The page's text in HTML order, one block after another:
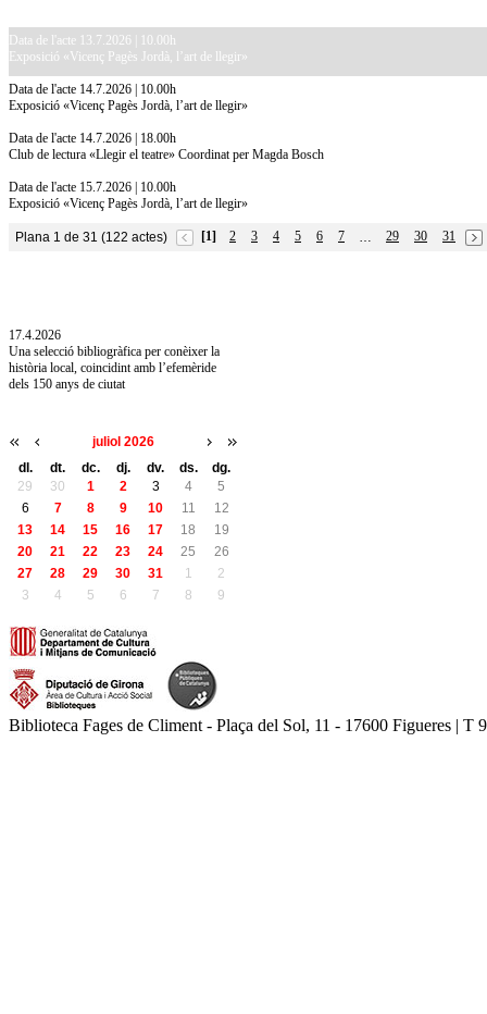
Data de l'acte 13.7.2026 | 10.00h
Exposició «Vicenç Pagès Jordà, l’art de llegir»
Data de l'acte 14.7.2026 | 10.00h
Exposició «Vicenç Pagès Jordà, l’art de llegir»
Data de l'acte 14.7.2026 | 18.00h
Club de lectura «Llegir el teatre» Coordinat per Magda Bosch
Data de l'acte 15.7.2026 | 10.00h
Exposició «Vicenç Pagès Jordà, l’art de llegir»
Plana 1 de 31 (122 actes) [1] 2 3 4 5 6 7 … 29 30
31
17.4.2026
Una selecció bibliogràfica per conèixer la
història local, coincidint amb l’efemèride
dels 150 anys de ciutat
juliol 2026
dl.
dt. dc. dj. dv. ds.
dg.
29
30 1 2 3 4
5
6
7 8 9 10 11
12
13
14 15 16 17 18
19
20
21 22 23 24 25
26
27
28 29 30 31 1
2
3
4 5 6 7 8 9
Biblioteca Fages de Climent - Plaça del Sol, 11 - 17600 Figueres |